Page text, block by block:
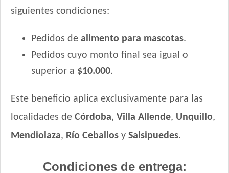
siguientes condiciones:
Pedidos de alimento para mascotas.
Pedidos cuyo monto final sea igual o
superior a $10.000.
Este beneficio aplica exclusivamente para las
localidades de Córdoba, Villa Allende, Unquillo,
Mendiolaza, Río Ceballos y Salsipuedes.
Condiciones de entrega: